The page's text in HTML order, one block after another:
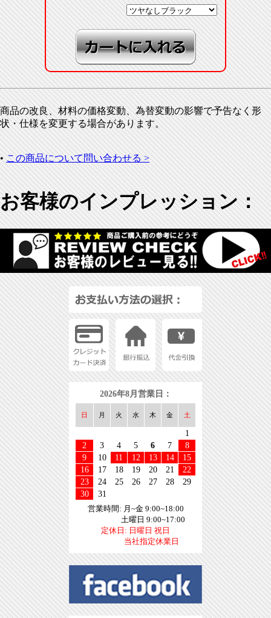
商品の改良、材料の価格変動、為替変動の影響で予告なく形
状・仕様を変更する場合があります。
•この商品について問い合わせる >
お客様のインプレッション：
2026年8月営業日：
日 月 火 水 木 金 土
1
2
3 4 5 6 7
8
9
10 11 12 13 14
15
16
17 18 19 20 21
22
23
24 25 26 27 28
29
30
31
営業時間: 月~金 9:00~18:00
土曜日 9:00~17:00
定休日: 日曜日 祝日
当社指定休業日